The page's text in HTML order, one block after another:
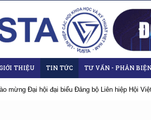
THIỆU TIN TỨC TƯ VẤN - PHẢN
Nam nhiệm kỳ 2025-2030 Sự kiện tiêu